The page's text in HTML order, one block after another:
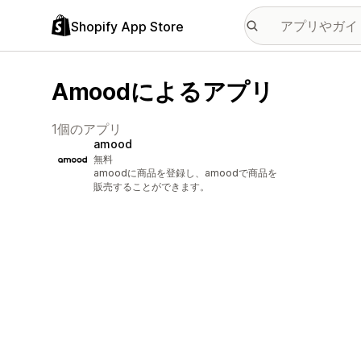
Shopify App Store
Amoodによるアプリ
1個のアプリ
amood
無料
amoodに商品を登録し、amoodで商品を
販売することができます。